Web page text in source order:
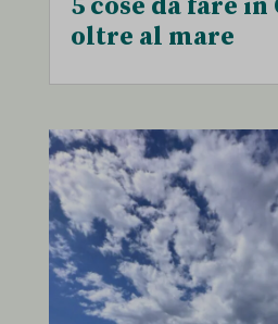
oltre al mare